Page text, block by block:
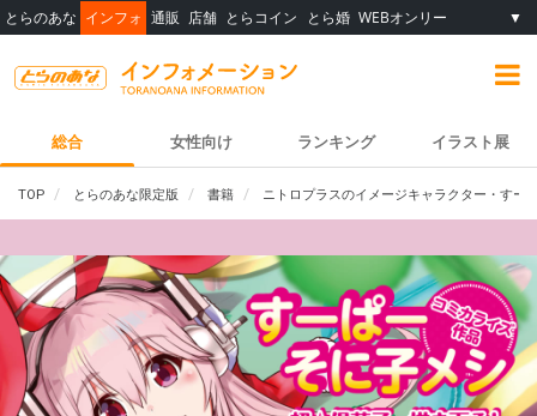
とらのあな インフォ 通販 店舗 とらコイン とら婚 WEBオンリー ▼
総合 女性向け ランキング イラスト展
TOP とらのあな限定版 書籍 ニトロプラスのイメージキャラクター・す